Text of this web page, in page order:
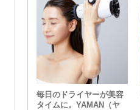
毎日のドライヤーが美容
タイムに。YAMAN（ヤ